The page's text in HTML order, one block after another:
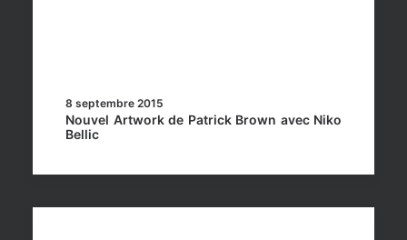
8 septembre 2015
Nouvel Artwork de Patrick Brown avec Niko
Bellic